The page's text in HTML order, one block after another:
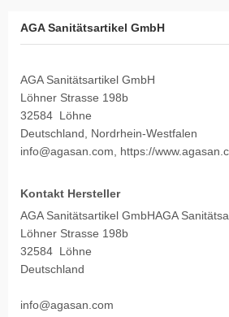
AGA Sanitätsartikel GmbH
AGA Sanitätsartikel GmbH
Löhner Strasse 198b
32584 Löhne
Deutschland, Nordrhein-Westfalen
info@agasan.com, https://
Kontakt Hersteller
AGA Sanitätsartikel GmbHAGA
Löhner Strasse 198b
32584 Löhne
Deutschland
info@agasan.com